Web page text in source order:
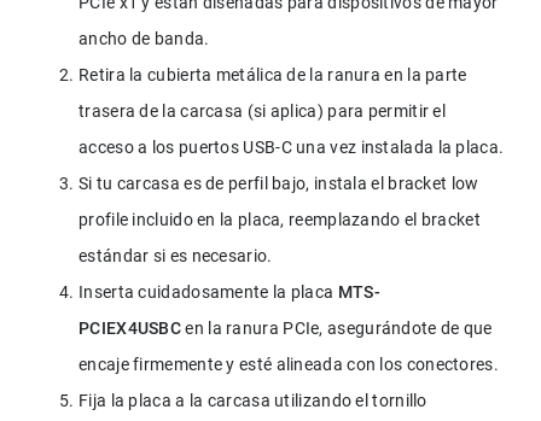
ancho de banda.
Retira la cubierta metálica de la ranura en la parte
trasera de la carcasa (si aplica) para permitir el
acceso a los puertos USB-C una vez instalada la placa.
Si tu carcasa es de perfil bajo, instala el bracket low
profile incluido en la placa, reemplazando el bracket
estándar si es necesario.
Inserta cuidadosamente la placa MTS-
PCIEX4USBC en la ranura PCIe, asegurándote de que
encaje firmemente y esté alineada con los conectores.
Fija la placa a la carcasa utilizando el tornillo